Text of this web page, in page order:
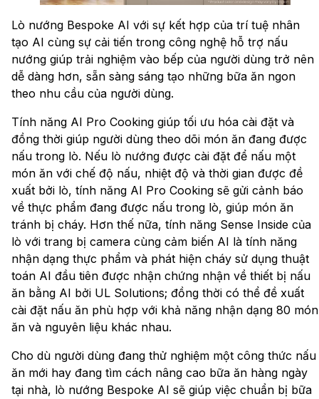
Lò nướng Bespoke AI với sự kết hợp của trí tuệ nhân
tạo AI cùng sự cải tiến trong công nghệ hỗ trợ nấu
nướng giúp trải nghiệm vào bếp của người dùng trở nên
dễ dàng hơn, sẵn sàng sáng tạo những bữa ăn ngon
theo nhu cầu của người dùng.
Tính năng AI Pro Cooking giúp tối ưu hóa cài đặt và
đồng thời giúp người dùng theo dõi món ăn đang được
nấu trong lò. Nếu lò nướng được cài đặt để nấu một
món ăn với chế độ nấu, nhiệt độ và thời gian được đề
xuất bởi lò, tính năng AI Pro Cooking sẽ gửi cảnh báo
về thực phẩm đang được nấu trong lò, giúp món ăn
tránh bị cháy. Hơn thế nữa, tính năng Sense Inside của
lò với trang bị camera cùng cảm biến AI là tính năng
nhận dạng thực phẩm và phát hiện cháy sử dụng thuật
toán AI đầu tiên được nhận chứng nhận về thiết bị nấu
ăn bằng AI bởi UL Solutions; đồng thời có thể đề xuất
cài đặt nấu ăn phù hợp với khả năng nhận dạng 80 món
ăn và nguyên liệu khác nhau.
Cho dù người dùng đang thử nghiệm một công thức nấu
ăn mới hay đang tìm cách nâng cao bữa ăn hàng ngày
tại nhà, lò nướng Bespoke AI sẽ giúp việc chuẩn bị bữa